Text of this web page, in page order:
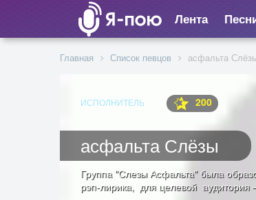
Лента
Главная Список певцов асфальта
ИСПОЛНИТЕЛЬ 200
асфальта Слёзы
Группа "Слезы Асфальта" была
рэп-лирика, для целевой аудитория